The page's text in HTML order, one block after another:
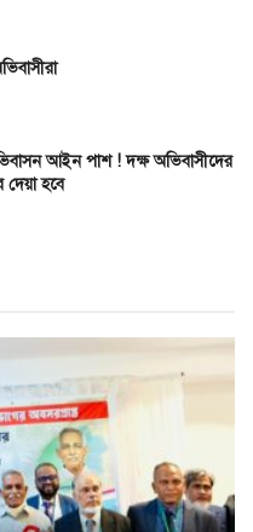
আইন পাশ ! দক্ষ অভিবাসীদের
দেয়া হবে